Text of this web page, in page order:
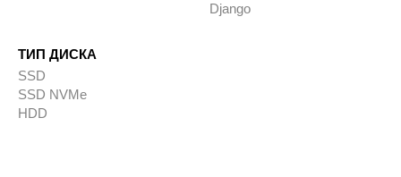
Django
ТИП ДИСКА
SSD
SSD NVMe
HDD